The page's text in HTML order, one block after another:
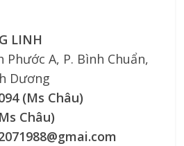
LINH
Phước A, P. Bình Chuẩn,
Dương
(Ms Châu)
Châu)